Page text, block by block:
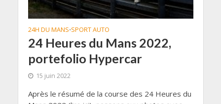
24H DU MANS•SPORT AUTO
24 Heures du Mans 2022,
portefolio Hypercar
15 juin 2022
Après le résumé de la course des 24 Heures du